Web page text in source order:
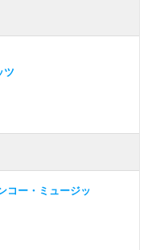
ツ
コー・ミュージッ